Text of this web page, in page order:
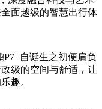
面越级的智慧出行体
自诞生之初便肩负
级的空间与舒适，让
趣。